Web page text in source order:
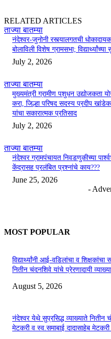
RELATED ARTICLES
ताज्या बातम्या
नंदेश्वर-जुनोनी रस्त्यालगतची
बोलाविली विशेष ग्रामसभा;
July 2, 2026
ताज्या बातम्या
मुख्यमंत्री ग्रामीण पशुधन उद्योजकता
करा, जिल्हा परिषद सदस्य प्रदीप
यांचा सकारात्मक प्रतिसाद
July 2, 2026
ताज्या बातम्या
नंदेश्वर ग्रामपंचायत निवडणुकीच्या
केंद्रासह प्रलंबित प्रश्नांचे काय???
June 25, 2026
-
MOST POPULAR
विद्यार्थ्यांनी आई-वडिलांचा व
नितीन चंदनशिवे यांचे प्रेरणादायी
August 5, 2026
नंदेश्वर येथे सुप्रसिद्ध व्याख्याते नितीन
मेटकरी व स्व.समाबाई दादासाहेब मेटकरी